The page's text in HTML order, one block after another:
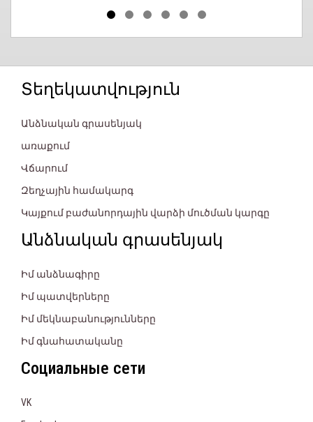
Տեղեկատվություն
Անձնական գրասենյակ
առաքում
Վճարում
Զեղչային համակարգ
Կայքում բաժանորդային վարձի մուծման կարգը
Անձնական գրասենյակ
Իմ անձնագիրը
Իմ պատվերները
Իմ մեկնաբանությունները
Իմ գնահատականը
Социальные сети
VK